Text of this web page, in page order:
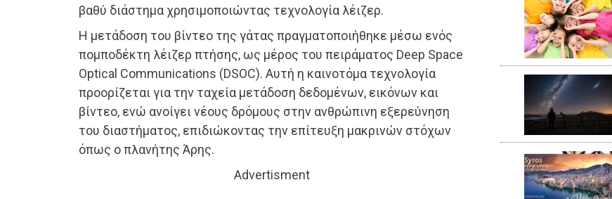
βαθύ διάστημα χρησιμοποιώντας τεχνολογία λέιζερ.
Η μετάδοση του βίντεο της γάτας πραγματοποιήθηκε μέσω ενός
πομποδέκτη λέιζερ πτήσης, ως μέρος του πειράματος Deep Space
Optical Communications (DSOC). Αυτή η καινοτόμα τεχνολογία
προορίζεται για την ταχεία μετάδοση δεδομένων, εικόνων και
βίντεο, ενώ ανοίγει νέους δρόμους στην ανθρώπινη εξερεύνηση
του διαστήματος, επιδιώκοντας την επίτευξη μακρινών στόχων
όπως ο πλανήτης Άρης.
Advertisment